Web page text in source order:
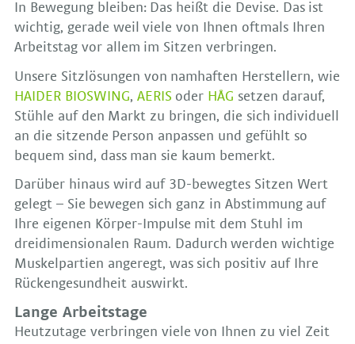
In Bewegung bleiben: Das heißt die Devise. Das ist
wichtig, gerade weil viele von Ihnen oftmals Ihren
Arbeitstag vor allem im Sitzen verbringen.
Unsere Sitzlösungen von namhaften Herstellern, wie
HAIDER BIOSWING, AERIS oder HÅG setzen darauf,
Stühle auf den Markt zu bringen, die sich individuell
an die sitzende Person anpassen und gefühlt so
bequem sind, dass man sie kaum bemerkt.
Darüber hinaus wird auf 3D-bewegtes Sitzen Wert
gelegt – Sie bewegen sich ganz in Abstimmung auf
Ihre eigenen Körper-Impulse mit dem Stuhl im
dreidimensionalen Raum. Dadurch werden wichtige
Muskelpartien angeregt, was sich positiv auf Ihre
Rückengesundheit auswirkt.
Lange Arbeitstage
Heutzutage verbringen viele von Ihnen zu viel Zeit